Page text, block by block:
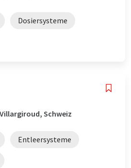
Dosiersysteme
Schweiz
Entleersysteme